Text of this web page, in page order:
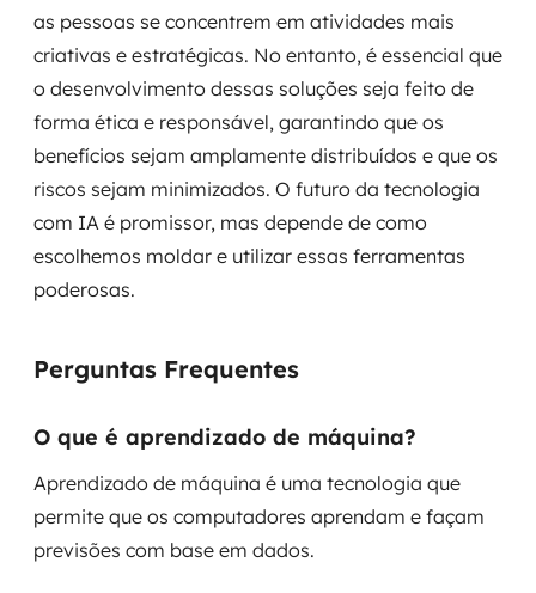
as pessoas se concentrem em atividades mais
criativas e estratégicas. No entanto, é essencial que
o desenvolvimento dessas soluções seja feito de
forma ética e responsável, garantindo que os
benefícios sejam amplamente distribuídos e que os
riscos sejam minimizados. O futuro da tecnologia
com IA é promissor, mas depende de como
escolhemos moldar e utilizar essas ferramentas
poderosas.
Perguntas Frequentes
O que é aprendizado de máquina?
Aprendizado de máquina é uma tecnologia que
permite que os computadores aprendam e façam
previsões com base em dados.